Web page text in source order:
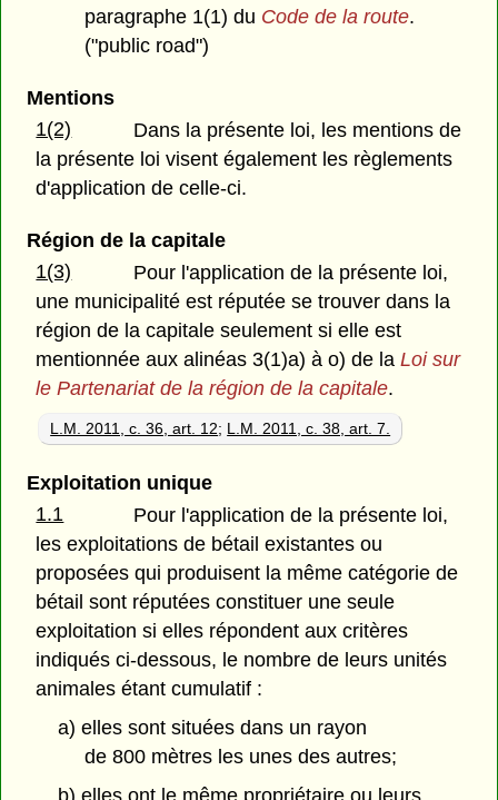
paragraphe 1(1) du Code de la route.
("public road")
Mentions
1(2)
Dans la présente loi, les mentions de
la présente loi visent également les règlements
d'application de celle-ci.
Région de la capitale
1(3)
Pour l'application de la présente loi,
une municipalité est réputée se trouver dans la
région de la capitale seulement si elle est
mentionnée aux alinéas 3(1)a) à o) de laLoi sur
le Partenariat de la région de la capitale.
L.M. 2011, c. 36, art. 12; L.M. 2011, c. 38, art. 7.
Exploitation unique
1.1
Pour l'application de la présente loi,
les exploitations de bétail existantes ou
proposées qui produisent la même catégorie de
bétail sont réputées constituer une seule
exploitation si elles répondent aux critères
indiqués ci-dessous, le nombre de leurs unités
animales étant cumulatif :
a) elles sont situées dans un rayon
de 800 mètres les unes des autres;